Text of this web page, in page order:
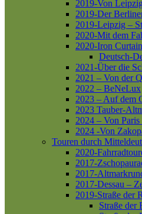
2019-Von
2019-Der
2019-Leipzig –
2020-Mit dem
2020-Iron
Deutsch-
2021-Über die
2021 – Von der
2022 – BeNeLux
2023 – Auf dem
2023 Tauber-
2024 – Von
2024 -Von
Touren durch
2020-
2017-
2017-
2017-Dessau –
2019-Straße der
Straße der